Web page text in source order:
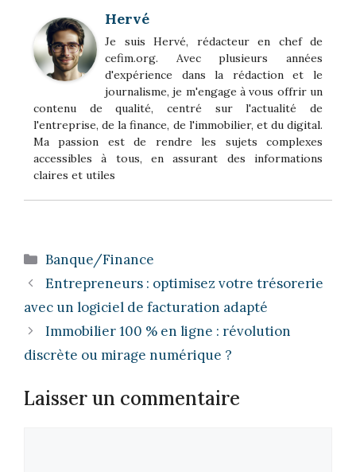
Hervé
Je suis Hervé, rédacteur en chef de
cefim.org. Avec plusieurs années
d'expérience dans la rédaction et le
journalisme, je m'engage à vous offrir un
contenu de qualité, centré sur l'actualité de
l'entreprise, de la finance, de l'immobilier, et du digital.
Ma passion est de rendre les sujets complexes
accessibles à tous, en assurant des informations
claires et utiles
Catégories
Banque/Finance
Entrepreneurs : optimisez votre trésorerie
avec un logiciel de facturation adapté
Immobilier 100 % en ligne : révolution
discrète ou mirage numérique ?
Laisser un commentaire